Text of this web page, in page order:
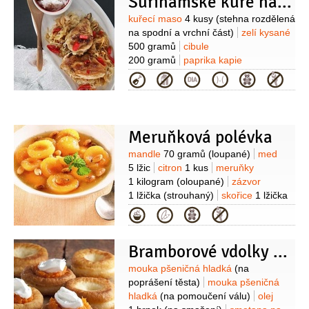
150 gramů
cibule 1 kus
semínko
hořčičné
2 lžičky zázvor
1 lžička
(čerstvý - strouhaný)
1 kus
hřebíček 3 kusy (celý)
přílohu: sůl kuskus1,5 hrnku
voda
3 hrnky
cibule1 kus
cibulka jarní
Suroviny
kuřecí maso 4 kusy (stehna rozdělená
na spodní a vrchní část)
zelí kysané
500 gramů
cibule
200 gramů
paprika kapie
1 kus
máslo2 lžíce
olej
2 lžíce
paprika feferonka
Kategorie
Meruňková polévka
Suroviny
mandle 70 gramů (loupané)
med
5 lžic
citron 1 kus
meruňky
1 kilogram (oloupané)
zázvor
1 lžička (strouhaný) skořice 1 lžička
(mletá)
meduňka
(na
ozdobení)
citronová kůra(z 1/2
jogurt bílý200 gramů (hustý)
cukr
moučkový
2 lžíce
šťáva citronová
lžíce
Kategorie
Bramborové vdolky s mrkvovou marmeládou
Suroviny
mouka pšeničná hladká (na
poprášení těsta)
mouka pšeničná
hladká (na pomoučení válu)
olej